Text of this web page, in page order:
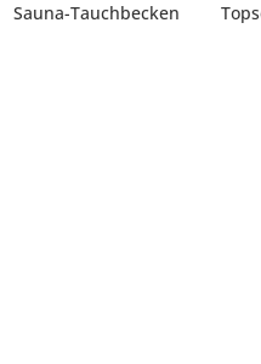
Sauna-Tauchbecken